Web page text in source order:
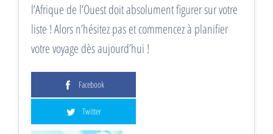
l’Afrique de l’Ouest doit absolument figurer sur votre
liste ! Alors n’hésitez pas et commencez à planifier
votre voyage dès aujourd’hui !
Facebook
Twitter